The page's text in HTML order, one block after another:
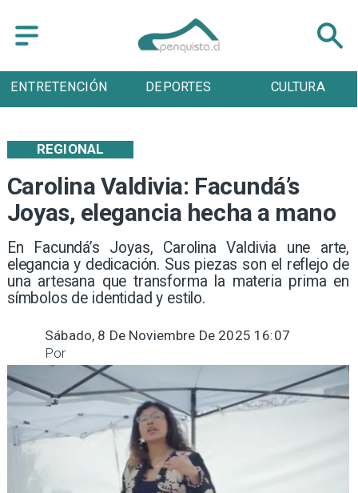
DEPORTES CULTURA TURISMO
Carolina Valdivia: Facundá’s
Joyas, elegancia hecha a mano
​En Facundá’s Joyas, Carolina Valdivia une arte,
elegancia y dedicación. Sus piezas son el reflejo de
una artesana que transforma la materia prima en
símbolos de identidad y estilo.
REGIONAL
Sábado, 8 De Noviembre De 2025 16:07
Por